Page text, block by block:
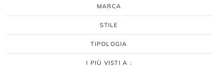
MARCA
STILE
TIPOLOGIA
I PIÙ VISTI A :